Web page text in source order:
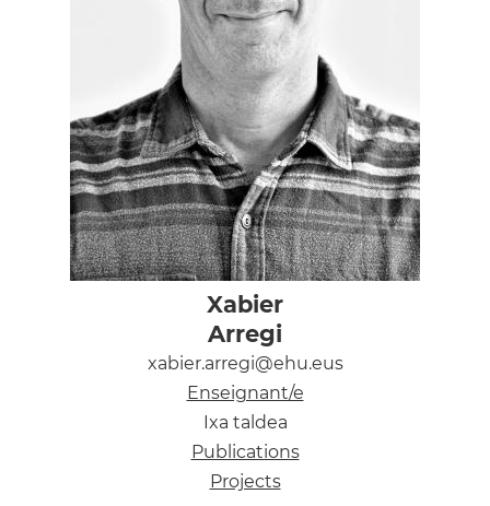
Xabier
Arregi
xabier.arregi@ehu.eus
Enseignant/e
Ixa taldea
Publications
Projects